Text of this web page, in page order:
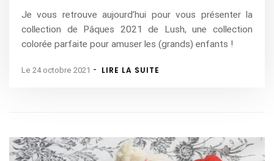
Je vous retrouve aujourd’hui pour vous présenter la
collection de Pâques 2021 de Lush, une collection
colorée parfaite pour amuser les (grands) enfants !
Le 24 octobre 2021 - LIRE LA SUITE